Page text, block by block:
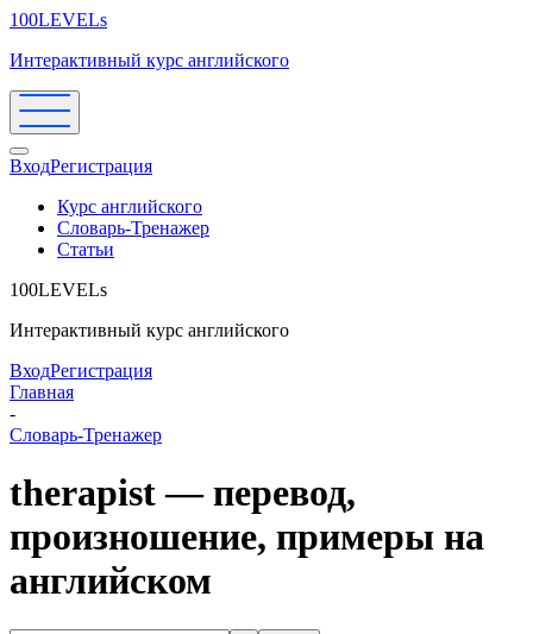
100LEVELs
Интерактивный курс английского
ВходРегистрация
Курс английского
Словарь-Тренажер
Статьи
100LEVELs
Интерактивный курс английского
ВходРегистрация
Главная
-
Словарь-Тренажер
therapist — перевод,
произношение, примеры на
английском